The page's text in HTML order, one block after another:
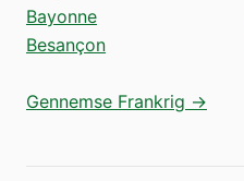
Bayonne
Besançon
Gennemse Frankrig →